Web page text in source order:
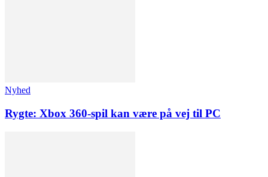
Nyhed
Rygte: Xbox 360-spil kan være på vej til PC